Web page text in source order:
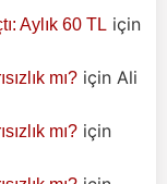
Aylık 60 TL için
mı? için Ali
mı? için